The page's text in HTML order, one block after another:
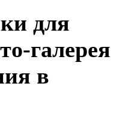
для
галерея
в